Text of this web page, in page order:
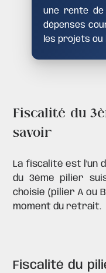
une rente
dépenses
les projets ou
Fiscalité du
savoir
La fiscalité est l'un
du 3ème pilier
choisie (pilier A ou
moment du retrait.
Fiscalité du